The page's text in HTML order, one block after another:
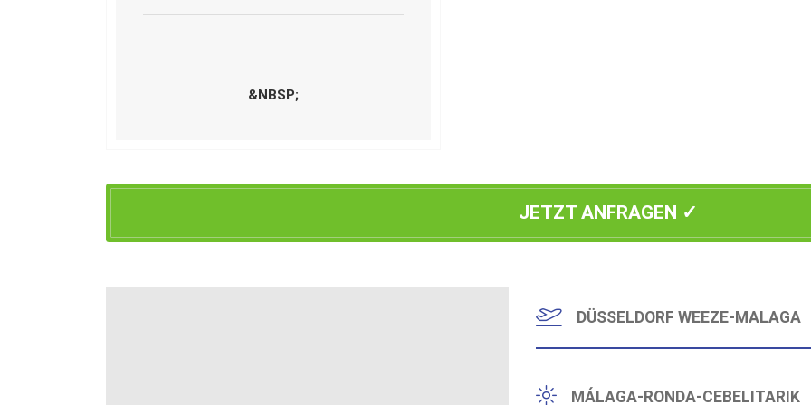
&NBSP;
JETZT ANFRAGEN ✓
DÜSSELDORF WEEZE-MALAGA
Wir beginnen unsere Andalusien Reise mit
MÁLAGA-RONDA-CEBELITARIK